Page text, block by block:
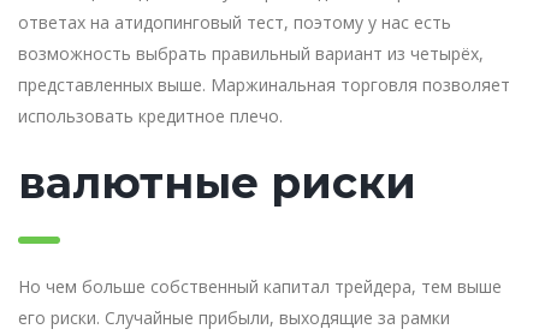
ответах на атидопинговый тест, поэтому у нас есть
возможность выбрать правильный вариант из четырёх,
представленных выше. Маржинальная торговля позволяет
использовать кредитное плечо.
валютные риски
Но чем больше собственный капитал трейдера, тем выше
его риски. Случайные прибыли, выходящие за рамки